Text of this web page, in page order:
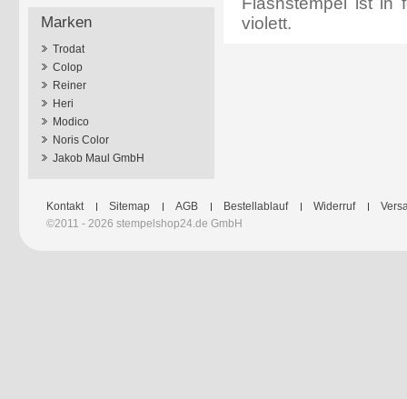
Marken
Trodat
Colop
Reiner
Heri
Modico
Noris Color
Jakob Maul GmbH
violett.
Kontakt Sitemap AGB Bestellablauf Widerruf
©2011 - 2026 stempelshop24.de GmbH